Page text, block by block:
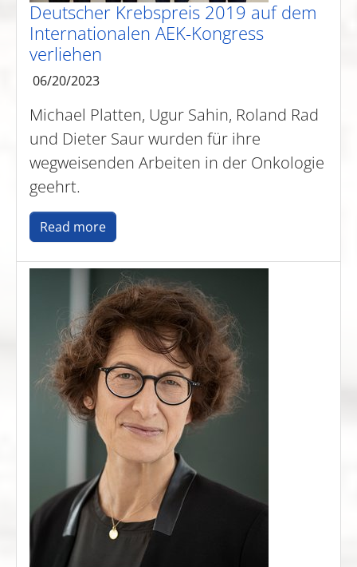
Deutscher Krebspreis 2019 auf dem
Internationalen AEK-Kongress
verliehen
06/20/2023
Michael Platten, Ugur Sahin, Roland Rad
und Dieter Saur wurden für ihre
wegweisenden Arbeiten in der Onkologie
geehrt.
Read more